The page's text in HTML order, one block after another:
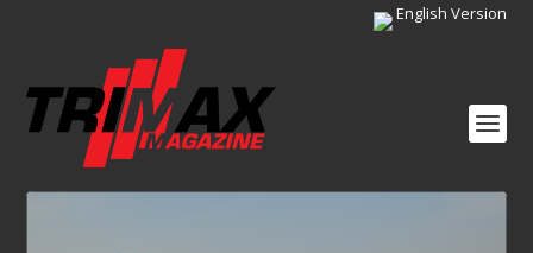
English Version